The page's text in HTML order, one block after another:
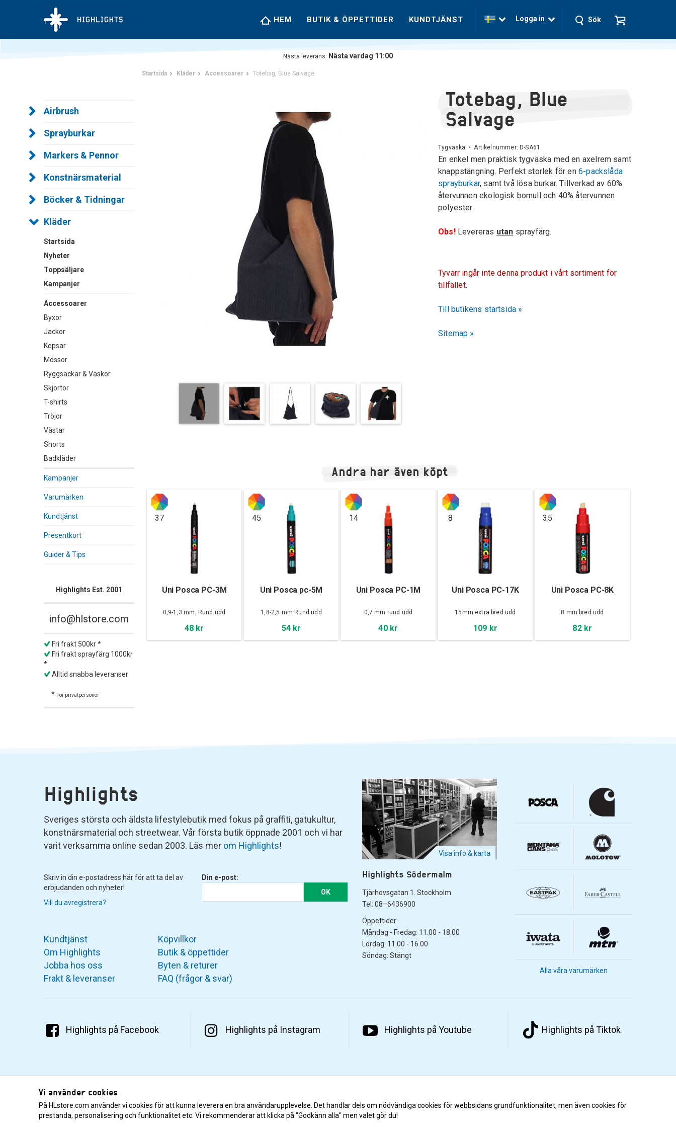
HEM BUTIK & ÖPPETTIDER KUNDTJÄNST Logga in Sök
Nästa leverans: Nästa vardag 11:00
Airbrush
Sprayburkar
Markers & Pennor
Konstnärsmaterial
Böcker & Tidningar
Kläder
Startsida
Nyheter
Toppsäljare
Kampanjer
Accessoarer
Byxor
Jackor
Kepsar
Mössor
Ryggsäckar & Väskor
Skjortor
T-shirts
Tröjor
Västar
Shorts
Badkläder
Kampanjer
Varumärken
Kundtjänst
Presentkort
Guider & Tips
Highlights Est. 2001
info@hlstore.com
Fri frakt 500kr *
Fri frakt sprayfärg 1000kr
*
Alltid snabba leveranser
* För privatpersoner
Startsida Kläder Accessoarer Totebag, Blue Salvage
Totebag, Blue
Salvage
Tygväska • Artikelnummer: D-SA61
En enkel men praktisk tygväska med en axelrem samt
knappstängning. Perfekt storlek för en6-packslåda
sprayburkar, samt två lösa burkar. Tillverkad av 60%
återvunnen ekologisk bomull och 40% återvunnen
polyester.
Obs!Levereras utan sprayfärg.
Tyvärr ingår inte denna produkt i vårt sortiment för
tillfället.
Till butikens startsida »
Sitemap »
Andra har även köpt
37
Uni Posca PC-3M
0,9-1,3 mm, Rund udd
48 kr
45
Uni Posca pc-5M
1,8-2,5 mm Rund udd
54 kr
14
Uni Posca PC-1M
0,7 mm rund udd
40 kr
8
Uni Posca PC-17K
15mm extra bred udd
109 kr
35
Uni Posca PC-8K
8 mm bred udd
82 kr
Highlights
Sveriges största och äldsta lifestylebutik med fokus på graffiti, gatukultur,
konstnärsmaterial och streetwear. Vår första butik öppnade 2001 och vi har
varit verksamma online sedan 2003. Läs mer om Highlights!
Skriv in din e-postadress här för att ta del av
erbjudanden och nyheter!
Vill du avregistrera?
Din e-post:
OK
Visa info & karta
Highlights Södermalm
Tjärhovsgatan 1. Stockholm
Tel: 08–6436900
Öppettider
Måndag - Fredag: 11.00 - 18.00
Lördag: 11.00 - 16.00
Söndag: Stängt
Kundtjänst
Om Highlights
Jobba hos oss
Frakt & leveranser
Köpvillkor
Butik & öppettider
Byten & returer
FAQ (frågor & svar)
Alla våra varumärken
Highlights på Facebook Highlights på Instagram Highlights på Youtube Highlights på Tiktok
© 2001–2026 Highlights/KR Distribution AB.
Vi använder cookies
På HLstore.com använder vi cookies för att kunna leverera en bra användarupplevelse. Det handlar dels om nödvändiga cookies för webbsidans grundfunktionalitet, men även cookies för
prestanda, personalisering och funktionalitet etc. Vi rekommenderar att klicka på "Godkänn alla" men valet gör du!